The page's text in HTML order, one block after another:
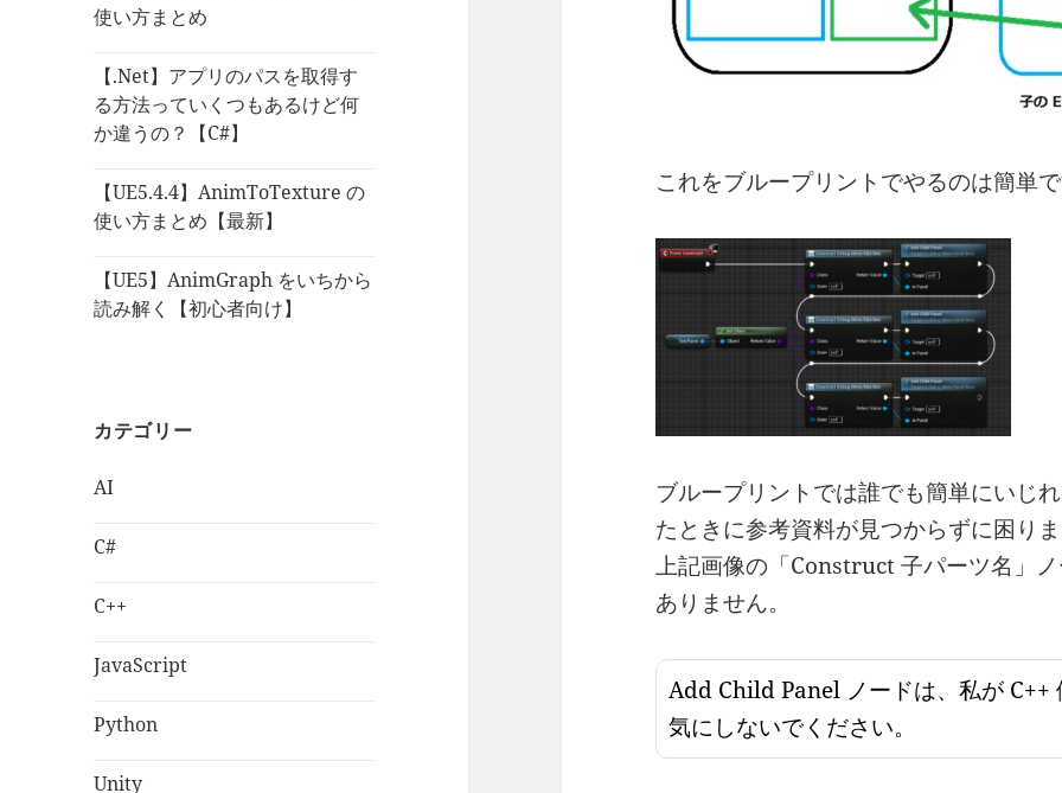
使い方まとめ
【.Net】アプリのパスを取得す
る方法っていくつもあるけど何
か違うの？【C#】
【UE5.4.4】AnimToTexture の
使い方まとめ【最新】
【UE5】AnimGraph をいちから
読み解く【初心者向け】
カテゴリー
AI
C#
C++
JavaScript
Python
Unity
これをブループリントでやるのは簡単
ブループリントでは誰でも簡単にいじ
たときに参考資料が見つからずに困り
上記画像の「Construct 子パーツ名」
ありません。
Add Child Panel ノードは、私が C++
気にしないでください。